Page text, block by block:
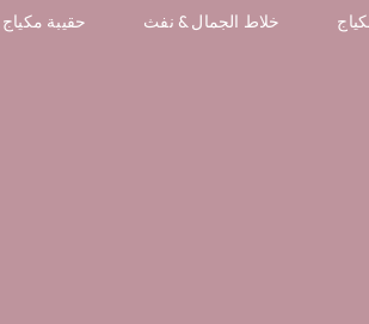
خلاط الجمال & نفث حقيبة